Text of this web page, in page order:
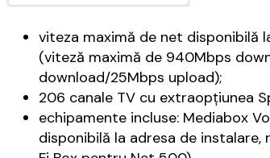
viteza maximă de net disponibilă
(viteză maximă de 940Mbps
download/25Mbps upload);
206 canale TV cu extraopțiunea
echipamente incluse: Mediabox
disponibilă la adresa de